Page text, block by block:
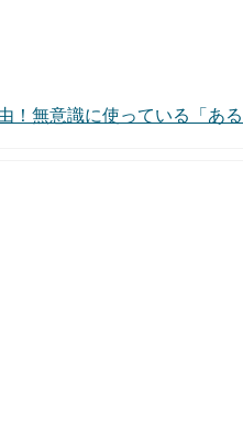
！無意識に使っている「あ